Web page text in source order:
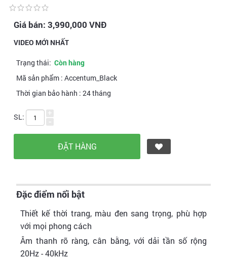
Giá bán: 3,990,000 VNĐ
VIDEO MỚI NHẤT
Trạng thái: Còn hàng
Mã sản phẩm : Accentum_Black
Thời gian bảo hành : 24 tháng
SL:
Đặc điểm nổi bật
Thiết kế thời trang, màu đen sang trọng, phù hợp
với mọi phong cách
Âm thanh rõ ràng, cân bằng, với dải tần số rộng
20Hz - 40kHz